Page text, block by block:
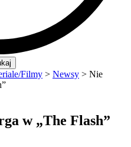
Filmy > Newsy > Nie
w „The Flash”